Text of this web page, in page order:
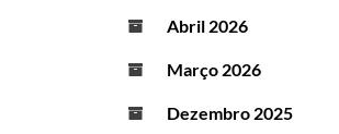
Abril 2026
Março 2026
Dezembro 2025